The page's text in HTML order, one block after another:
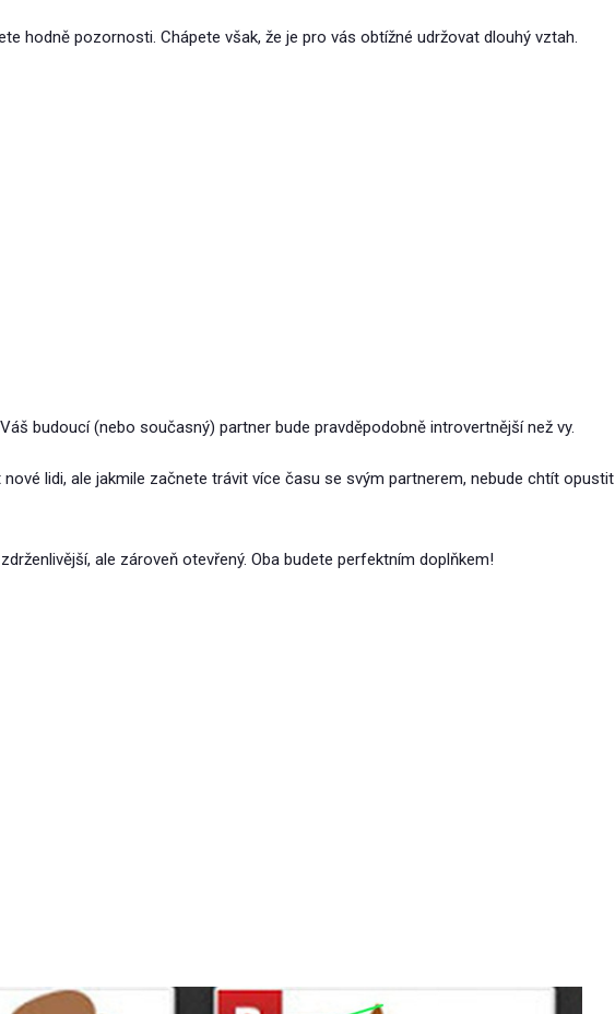
hodně pozornosti. Chápete však, že je pro vás obtížné udržovat dlouhý vztah.
budoucí (nebo současný) partner bude pravděpodobně introvertnější než vy.
lidi, ale jakmile začnete trávit více času se svým partnerem, nebude chtít opustit
ale zároveň otevřený. Oba budete perfektním doplňkem!